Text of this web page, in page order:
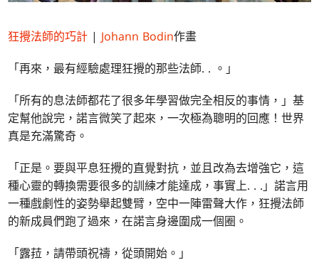
狂攪法師的巧計 | Johann Bodin作畫
「再來，最有經驗處理狂攪的那些法師. . 。」
「所有的息法師都花了很多年學習做完全相反的事情，」基
定幫他說完，諾言微笑了起來，一次極為聰明的回應！世界
真是充滿驚奇。
「正是。要與平息狂攪的直覺對抗，並且改為去增強它，這
種心靈的轉換需要很多的訓練才能達成，事實上. . .」諾言用
一種戲劇性的姿勢舉起雙臂，空中一陣雷聲大作，狂攪法師
的新成員們跑了過來，在諾言身邊圍成一個圈。
「露菈，請帶頭祝禱，從頭開始。」